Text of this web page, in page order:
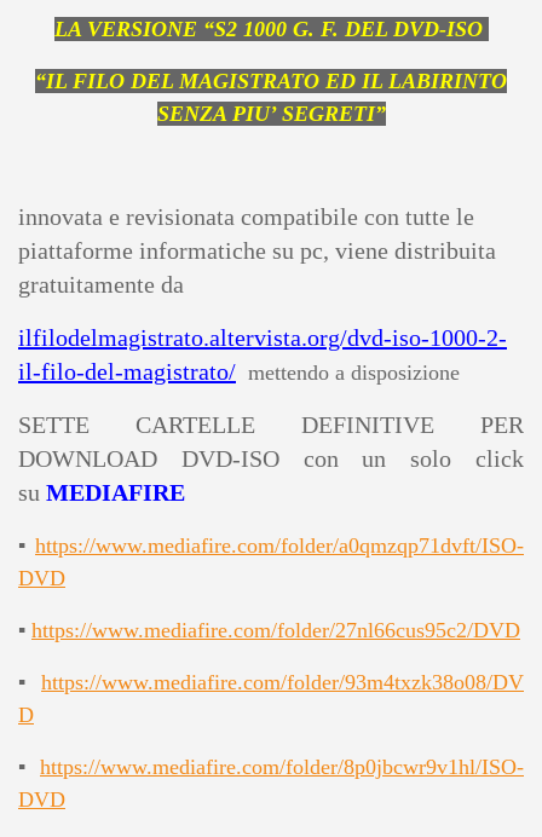
LA VERSIONE “S2 1000 G. F. DEL DVD-ISO
“IL FILO DEL MAGISTRATO ED IL LABIRINTO
SENZA PIU’ SEGRETI”
innovata e revisionata compatibile con tutte le
piattaforme informatiche su pc, viene distribuita
gratuitamente da
ilfilodelmagistrato.altervista.org/dvd-iso-1000-2-
il-filo-del-magistrato/ mettendo a disposizione
SETTE CARTELLE DEFINITIVE PER
DOWNLOAD DVD-ISO con un solo click
su MEDIAFIRE
▪ https://www.mediafire.com/folder/a0qmzqp71dvft/ISO-
DVD
▪ https://www.mediafire.com/folder/27nl66cus95c2/DVD
▪
https://www.mediafire.com/folder/93m4txzk38o08/DV
D
▪
https://www.mediafire.com/folder/8p0jbcwr9v1hl/ISO-
DVD